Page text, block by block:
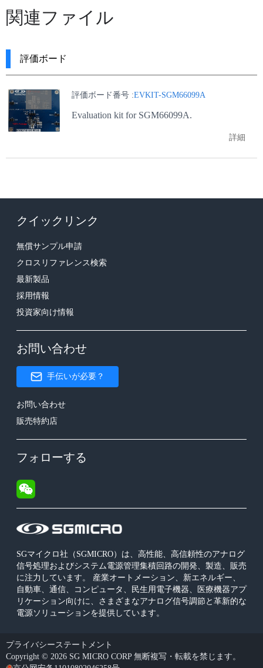
関連ファイル
評価ボード
評価ボード番号 :EVKIT-SGM66099A
Evaluation kit for SGM66099A.
詳細
SGマイクロ社（SGMICRO）は、高性能、高信頼性のアナログ
信号処理およびシステム電源管理集積回路の開発、製造、販売
に注力しています。 産業オートメーション、新エネルギー、
自動車、通信、コンピュータ、民生用電子機器、医療機器アプ
リケーション向けに、さまざまなアナログ信号調節と革新的な
電源ソリューションを提供しています。
クイックリンク
無償サンプル申請
クロスリファレンス検索
最新製品
採用情報
投資家向け情報
お問い合わせ
手伝いが必要？
お問い合わせ
販売特約店
フォローする
プライバシーステートメント
Copyright © 2026 SG MICRO CORP 無断複写・転載を禁じます。